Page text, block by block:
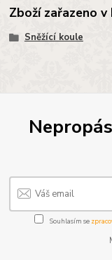
Zboží zařazeno
Sněžící koule
Souhlasím se